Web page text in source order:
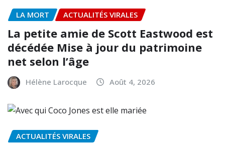
LA MORT ACTUALITÉS VIRALES
La petite amie de Scott Eastwood est
décédée Mise à jour du patrimoine
net selon l’âge
Hélène Larocque Août 4, 2026
ACTUALITÉS VIRALES